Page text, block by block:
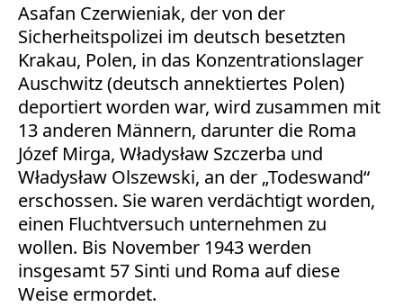
Asafan Czerwieniak, der von der
Sicherheitspolizei im deutsch besetzten
Krakau, Polen, in das Konzentrationslager
Auschwitz (deutsch annektiertes Polen)
deportiert worden war, wird zusammen mit
13 anderen Männern, darunter die Roma
Józef Mirga, Władysław Szczerba und
Władysław Olszewski, an der „Todeswand“
erschossen. Sie waren verdächtigt worden,
einen Fluchtversuch unternehmen zu
wollen. Bis November 1943 werden
insgesamt 57 Sinti und Roma auf diese
Weise ermordet.